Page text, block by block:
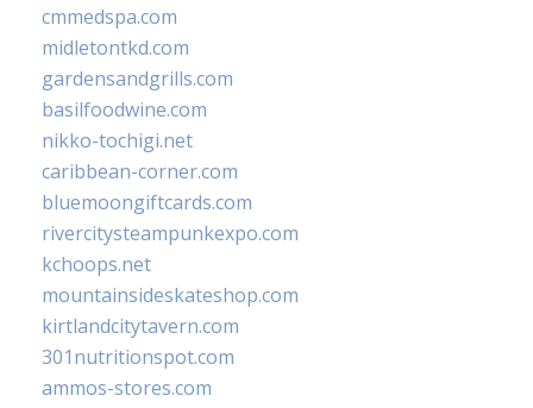
cmmedspa.com
midletontkd.com
gardensandgrills.com
basilfoodwine.com
nikko-tochigi.net
caribbean-corner.com
bluemoongiftcards.com
rivercitysteampunkexpo.com
kchoops.net
mountainsideskateshop.com
kirtlandcitytavern.com
301nutritionspot.com
ammos-stores.com